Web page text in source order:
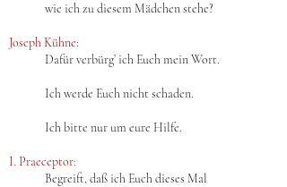
wie ich zu diesem Mädchen stehe?
Joseph Kühne:
Dafür verbürg’ ich Euch mein Wort.
Ich werde Euch nicht schaden.
Ich bitte nur um eure Hilfe.
I. Praeceptor:
Begreift, daß ich Euch dieses Mal